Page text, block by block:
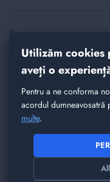
Utilizăm cookies
aveți o
Pentru a ne conforma
acordul dumneavosatră
multe.
Spune-ne parerea ta
Intel Xeon E5-
(3.40GHz Boost,
Nickname
Rezumat